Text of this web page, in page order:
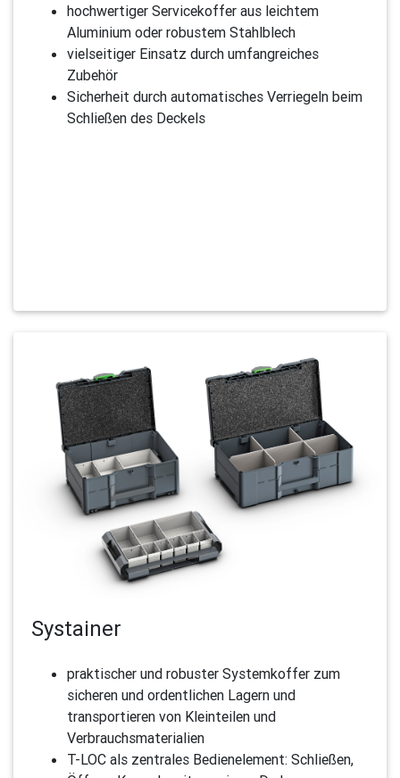
hochwertiger Servicekoffer aus leichtem
Aluminium oder robustem Stahlblech
vielseitiger Einsatz durch umfangreiches
Zubehör
Sicherheit durch automatisches Verriegeln beim
Schließen des Deckels
Systainer
praktischer und robuster Systemkoffer zum
sicheren und ordentlichen Lagern und
transportieren von Kleinteilen und
Verbrauchsmaterialien
T-LOC als zentrales Bedienelement: Schließen,